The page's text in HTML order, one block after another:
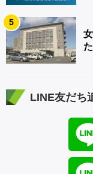
5
LINE友だち